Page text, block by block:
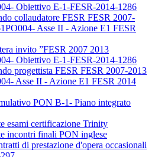
Obiettivo E-1-FESR-2014-1286
collaudatore FESR FESR 2007-
Asse II - Azione E1 FESR
invito ”FESR 2007 2013
Obiettivo E-1-FESR-2014-1286
progettista FESR FESR 2007-2013
Asse II - Azione E1 FESR 2014
PON B-1- Piano integrato
esami certificazione Trinity
incontri finali PON inglese
di prestazione d'opera occasionali